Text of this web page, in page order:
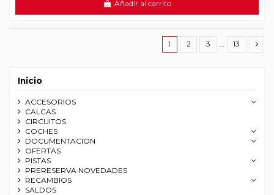
Añadir al carrito
1 2 3 … 13
Inicio
ACCESORIOS
CALCAS
CIRCUITOS
COCHES
DOCUMENTACION
OFERTAS
PISTAS
PRERESERVA NOVEDADES
RECAMBIOS
SALDOS